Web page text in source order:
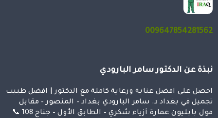
009647854281562
نبذة عن الدكتور سامر البارودي
احصل على افضل عناية ورعاية كاملة مع الدكتور | افضل طبيب
تجميل في بغداد د. سامر البارودي بغداد – المنصور – مقابل
مول بابليون عمارة أزياء شكري – الطابق الأول – جناح 108 📞